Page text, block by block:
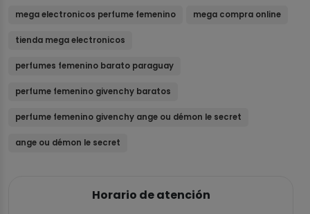
mega electronicos perfume femenino mega compra online
tienda mega electronicos
perfumes femenino barato paraguay
perfume femenino givenchy baratos
perfume femenino givenchy ange ou démon le secret
ange ou démon le secret
Horario de atención